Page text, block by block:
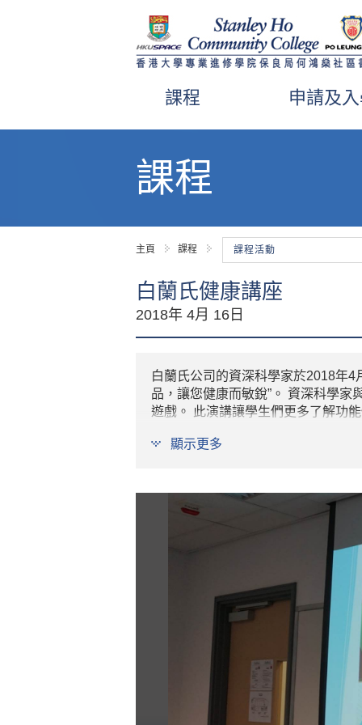
課程 申請及
課程
主頁 課程 課程活動
白蘭氏健康講座
2018年 4月 16日
白蘭氏公司的資深科學家於2018年
品，讓您健康而敏銳”。 資深科學
遊戲。 此演講讓學生們更多了解功
顯示更多